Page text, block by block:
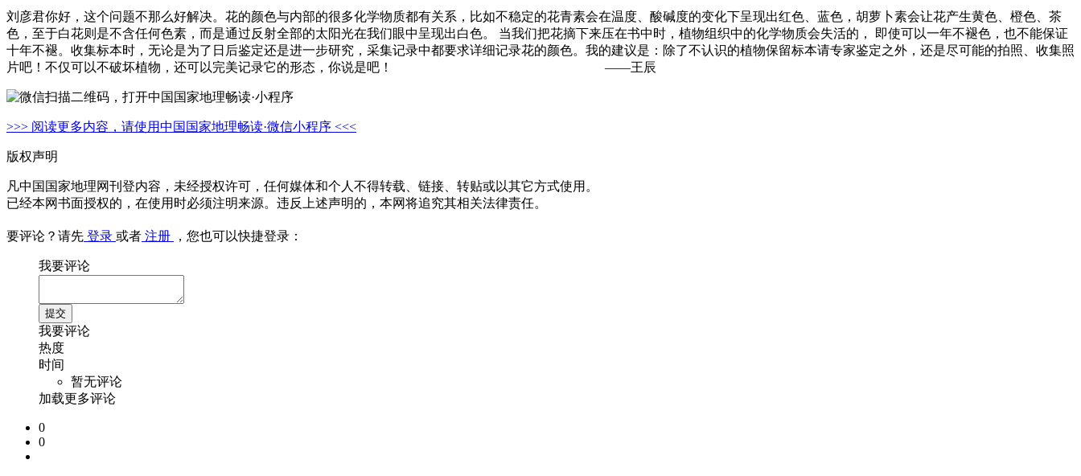
刘彦君你好，这个问题不那么好解决。花的颜色与内部的很多化学物质都有关系，比如不稳定的花青素会在温度、酸碱度的变化下呈现出红色、蓝色，胡萝卜素会让花产生黄色、橙色、茶
色，至于白花则是不含任何色素，而是通过反射全部的太阳光在我们眼中呈现出白色。 当我们把花摘下来压在书中时，植物组织中的化学物质会失活的， 即使可以一年不褪色，也不能保证
十年不褪。收集标本时，无论是为了日后鉴定还是进一步研究，采集记录中都要求详细记录花的颜色。我的建议是：除了不认识的植物保留标本请专家鉴定之外，还是尽可能的拍照、收集照
片吧！不仅可以不破坏植物，还可以完美记录它的形态，你说是吧！ ——王辰
>>> 阅读更多内容，请使用中国国家地理畅读·微信小程序 <<<
版权声明
凡中国国家地理网刊登内容，未经授权许可，任何媒体和个人不得转载、链接、转贴或以其它方式使用。
已经本网书面授权的，在使用时必须注明来源。违反上述声明的，本网将追究其相关法律责任。
要评论？请先 登录 或者 注册 ，您也可以快捷登录：
我要评论
我要评论
热度
时间
暂无评论
加载更多评论
0
0